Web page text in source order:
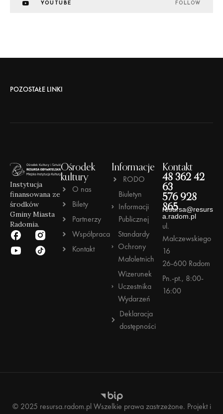
YOUTUBE FOLLOW
POZOSTAŁE LINKI
Instytucja
finansowana ze
środków
Gminy Miasta
Radomia.
Ośrodek
kultury
O nas
Bilety
Partnerzy
Współpraca
Kontakt
Informacje
RODO
Biuletyn
Informacji
Publicznej
Standardy
Ochrony
Małoletnich
Wizerunek
Uczestnika
Wydarzeń
Deklaracja
dostępności
Kontakt
48 362 42
63
576 928
865
resursa@resurs
a.radom.pl
ul.
Malczewskiego
16
26-600 Radom
Pn.-pt., 8:00-
16:00
© 2025 resursa.radom.pl Wszelkie prawa zastrzeżone. Projekt i